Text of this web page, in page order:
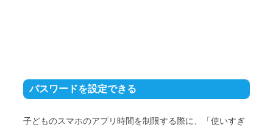
パスワードを設定できる
子どものスマホのアプリ時間を制限する際に、「使いすぎ